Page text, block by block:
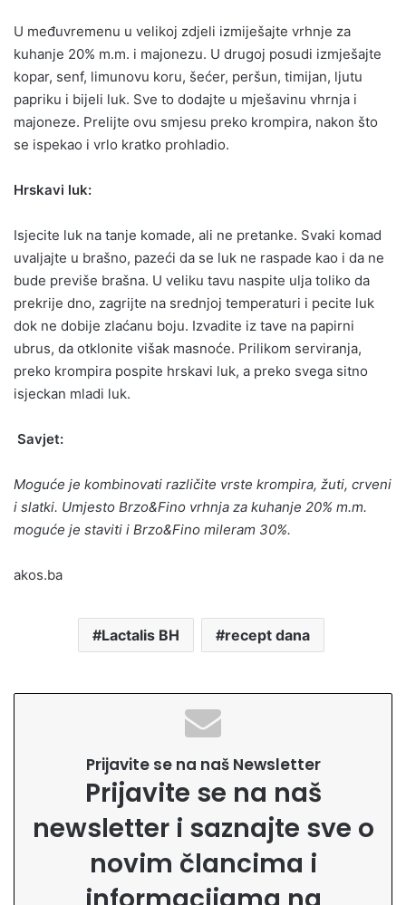
U međuvremenu u velikoj zdjeli izmiješajte vrhnje za
kuhanje 20% m.m. i majonezu. U drugoj posudi izmješajte
kopar, senf, limunovu koru, šećer, peršun, timijan, ljutu
papriku i bijeli luk. Sve to dodajte u mješavinu vhrnja i
majoneze. Prelijte ovu smjesu preko krompira, nakon što
se ispekao i vrlo kratko prohladio.
Hrskavi luk:
Isjecite luk na tanje komade, ali ne pretanke. Svaki komad
uvaljajte u brašno, pazeći da se luk ne raspade kao i da ne
bude previše brašna. U veliku tavu naspite ulja toliko da
prekrije dno, zagrijte na srednjoj temperaturi i pecite luk
dok ne dobije zlaćanu boju. Izvadite iz tave na papirni
ubrus, da otklonite višak masnoće. Prilikom serviranja,
preko krompira pospite hrskavi luk, a preko svega sitno
isjeckan mladi luk.
Savjet:
Moguće je kombinovati različite vrste krompira, žuti, crveni
i slatki. Umjesto Brzo&Fino vrhnja za kuhanje 20% m.m.
moguće je staviti i Brzo&Fino mileram 30%.
akos.ba
Lactalis BH recept dana
Prijavite se na naš Newsletter
Prijavite se na naš
newsletter i saznajte sve o
novim člancima i